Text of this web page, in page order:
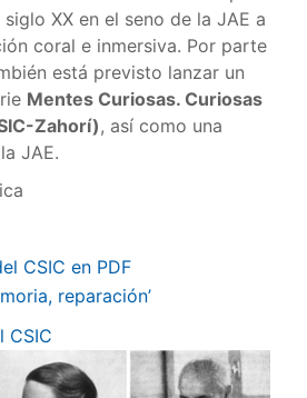
XX en el seno de la JAE a
coral e inmersiva. Por parte
está previsto lanzar un
Mentes Curiosas. Curiosas
Zahorí), así como una
JAE.
CSIC en PDF
reparación’
CSIC